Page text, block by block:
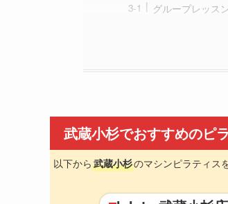
グループレッス
武蔵小杉でおすすめのピ
以下から 武蔵小杉のマシンピラティス